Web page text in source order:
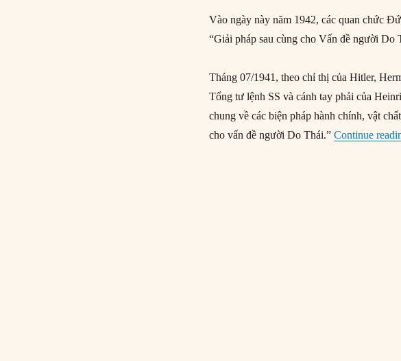
Vào ngày này năm 1942, các quan chức
“Giải pháp sau cùng cho Vấn đề người Do
Tháng 07/1941, theo chỉ thị của Hitler,
Tổng tư lệnh SS và cánh tay phải của
chung về các biện pháp hành chính, vật
cho vấn đề người Do Thái.”Continue